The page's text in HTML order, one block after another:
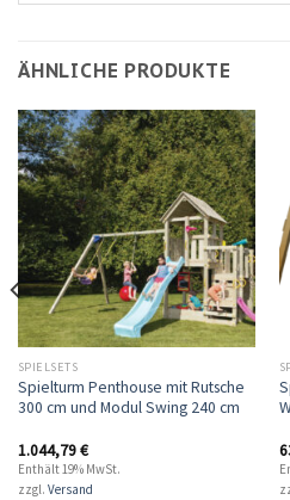
ÄHNLICHE PRODUKTE
SPIELSETS
Spielturm Penthouse mit Rutsche
300 cm und Modul Swing 240 cm
1.044,79€
Enthält 19% MwSt.
zzgl. Versand